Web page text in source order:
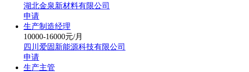
湖北金泉新材料有限公司
申请
生产制造经理
10000-16000元/月
四川爱固新能源科技有限公司
申请
生产主管